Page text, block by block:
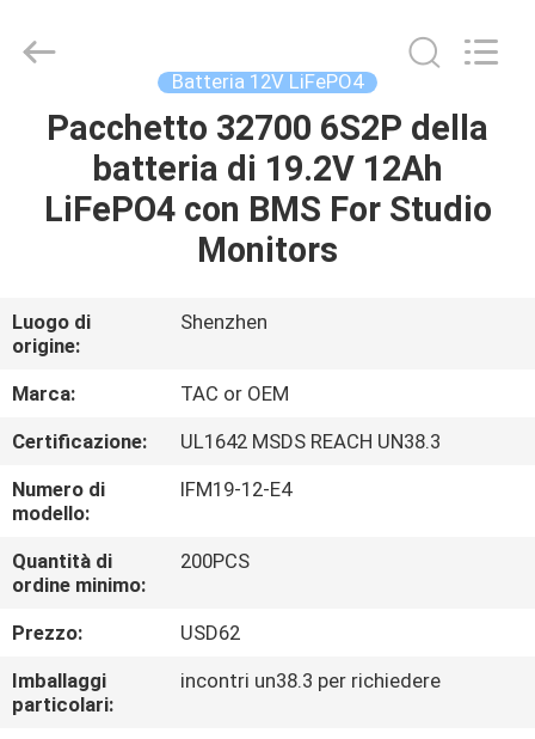
CASA
PRODOTTI
CIRCA
NOI
GIRO
DELLA
FABBRICA
CONTROLLO
DI
QUALITÀ
Energy
Batteria 12V LiFePO4
Pacchetto 32700 6S2P della
batteria di 19.2V 12Ah
LiFePO4 con BMS For Studio
Monitors
Luogo di
origine:
Shenzhen
Marca:
TAC or OEM
Certificazione:
UL1642 MSDS REACH UN38.3
Numero di
modello:
IFM19-12-E4
Quantità di
ordine minimo:
200PCS
Prezzo:
USD62
Imballaggi
particolari:
incontri un38.3 per richiedere